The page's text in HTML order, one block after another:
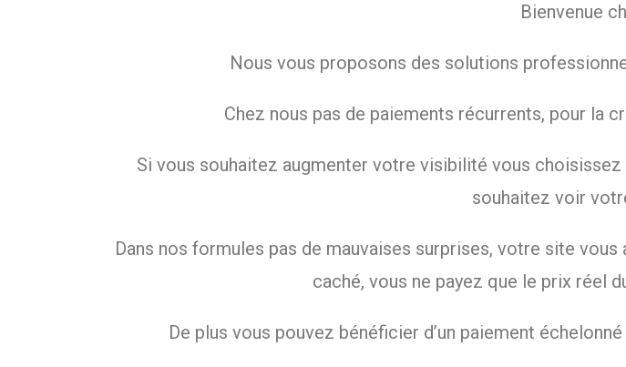
Bienvenue
Nous vous proposons des solutions
Chez nous pas de paiements récurrents, pour la
Si vous souhaitez augmenter votre visibilité vous
souhaitez voir
Dans nos formules pas de mauvaises surprises, votre site
caché, vous ne payez que le prix réel
De plus vous pouvez bénéficier d’un paiement